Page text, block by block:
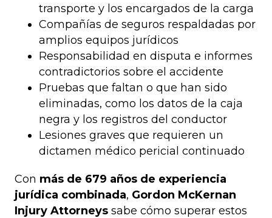
transporte y los encargados de la carga
Compañías de seguros respaldadas por
amplios equipos jurídicos
Responsabilidad en disputa e informes
contradictorios sobre el accidente
Pruebas que faltan o que han sido
eliminadas, como los datos de la caja
negra y los registros del conductor
Lesiones graves que requieren un
dictamen médico pericial continuado
Con más de 679 años de experiencia
jurídica combinada, Gordon McKernan
Injury Attorneys sabe cómo superar estos